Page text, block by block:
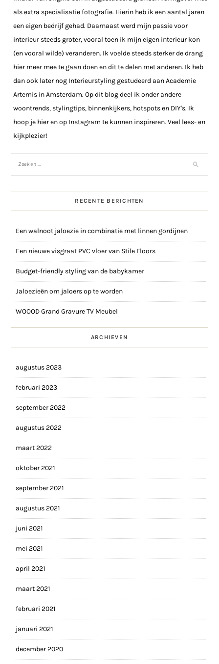
als extra specialisatie fotografie. Hierin heb ik een aantal jaren
een eigen bedrijf gehad. Daarnaast werd mijn passie voor
interieur steeds groter, vooral toen ik mijn eigen interieur kon
(en vooral wilde) veranderen. Ik voelde steeds sterker de drang
hier meer mee te gaan doen en dit te delen met anderen. Ik heb
dan ook later nog Interieurstyling gestudeerd aan Academie
Artemis in Amsterdam. Op dit blog deel ik onder andere
woontrends, stylingtips, binnenkijkers, hotspots en DIY's. Ik
hoop je hier en op Instagram te kunnen inspireren. Veel lees- en
kijkplezier!
RECENTE BERICHTEN
Een walnoot jaloezie in combinatie met linnen gordijnen
Een nieuwe visgraat PVC vloer van Stile Floors
Budget-friendly styling van de babykamer
Jaloezieën om jaloers op te worden
WOOOD Grand Gravure TV Meubel
ARCHIEVEN
augustus 2023
februari 2023
september 2022
augustus 2022
maart 2022
oktober 2021
september 2021
augustus 2021
juni 2021
mei 2021
april 2021
maart 2021
februari 2021
januari 2021
december 2020